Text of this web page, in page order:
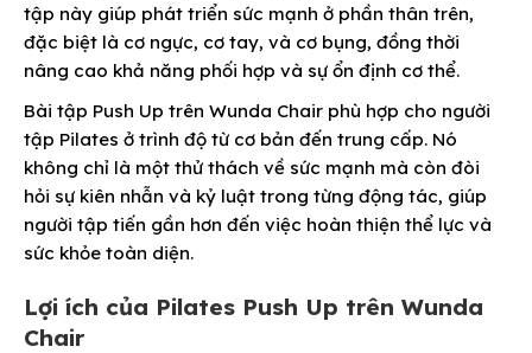
tập này giúp phát triển sức mạnh ở phần thân trên,
đặc biệt là cơ ngực, cơ tay, và cơ bụng, đồng thời
nâng cao khả năng phối hợp và sự ổn định cơ thể.
Bài tập Push Up trên Wunda Chair phù hợp cho người
tập Pilates ở trình độ từ cơ bản đến trung cấp. Nó
không chỉ là một thử thách về sức mạnh mà còn đòi
hỏi sự kiên nhẫn và kỷ luật trong từng động tác, giúp
người tập tiến gần hơn đến việc hoàn thiện thể lực và
sức khỏe toàn diện.
Lợi ích của Pilates Push Up trên Wunda
Chair